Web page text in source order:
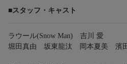
■スタッフ・キャスト
ラウール(Snow Man) 吉川 愛
堀田真由 坂東龍汰 岡本夏美 濱